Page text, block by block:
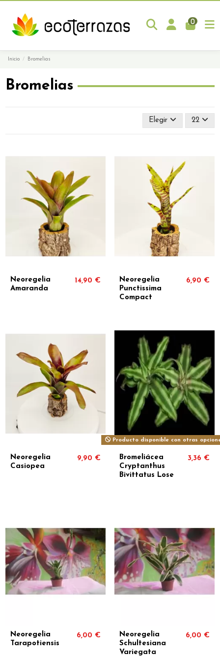
0
Inicio Bromelias
Bromelias
Elegir 22
Neoregelia
Amaranda
14,90 €
Neoregelia
Punctissima
Compact
6,90 €
Neoregelia
Casiopea
9,90 €
Producto disponible con otras
Bromeliácea
Cryptanthus
Bivittatus Lose
3,36 €
Neoregelia
Tarapotiensis
6,00 €
Neoregelia
Schultesiana
Variegata
6,00 €